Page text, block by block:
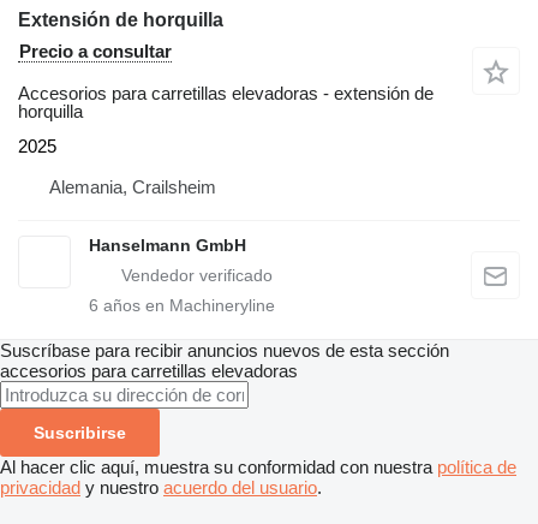
Extensión de horquilla
Precio a consultar
Accesorios para carretillas elevadoras - extensión de
horquilla
2025
Alemania, Crailsheim
Hanselmann GmbH
6 años en Machineryline
Suscríbase para recibir anuncios nuevos de esta sección
accesorios para carretillas elevadoras
Suscribirse
Al hacer clic aquí, muestra su conformidad con nuestra política de
privacidad y nuestro acuerdo del usuario.